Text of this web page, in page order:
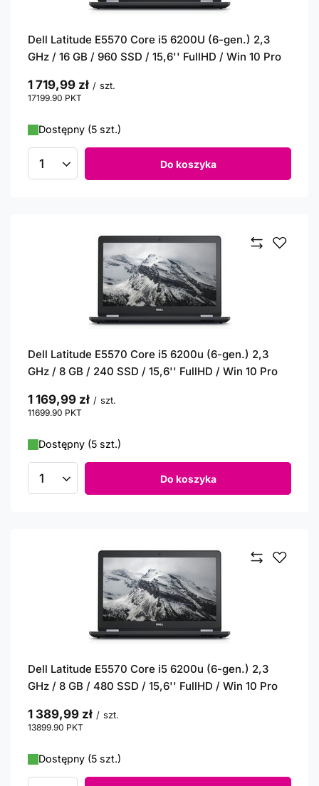
Dell Latitude E5570 Core i5 6200U (6-gen.) 2,3
GHz / 16 GB / 960 SSD / 15,6'' FullHD / Win 10 Pro
1 719,99 zł / szt.
17199.90 PKT
Dostępny (5 szt.)
Ilość produktów Do koszyka
Dell Latitude E5570 Core i5 6200u (6-gen.) 2,3
GHz / 8 GB / 240 SSD / 15,6'' FullHD / Win 10 Pro
1 169,99 zł / szt.
11699.90 PKT
Dostępny (5 szt.)
Ilość produktów Do koszyka
Dell Latitude E5570 Core i5 6200u (6-gen.) 2,3
GHz / 8 GB / 480 SSD / 15,6'' FullHD / Win 10 Pro
1 389,99 zł / szt.
13899.90 PKT
Dostępny (5 szt.)